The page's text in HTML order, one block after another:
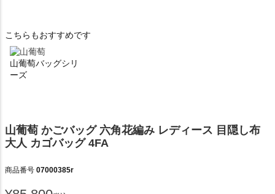
こちらもおすすめです
山葡萄バッグシリ
ーズ
山葡萄 かごバッグ 六角花編み レディース 目隠し布
大人 カゴバッグ 4FA
商品番号 07000385r